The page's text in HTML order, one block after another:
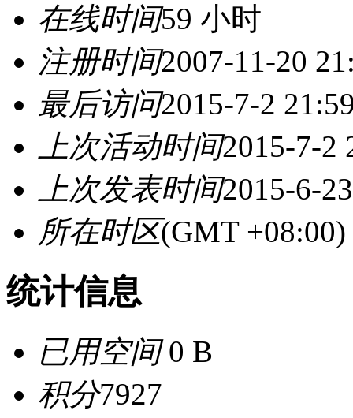
在线时间59 小时
注册时间2007-11-20
最后访问2015-7-2
上次活动时间2015-7-2
上次发表时间2015-6-
所在时区(GMT
统计信息
已用空间0 B
积分7927